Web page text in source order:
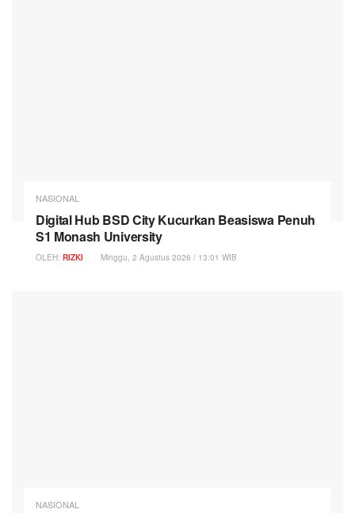
NASIONAL
Digital Hub BSD City Kucurkan Beasiswa Penuh
S1 Monash University
OLEH: RIZKI Minggu, 2 Agustus 2026 / 13:01 WIB
NASIONAL